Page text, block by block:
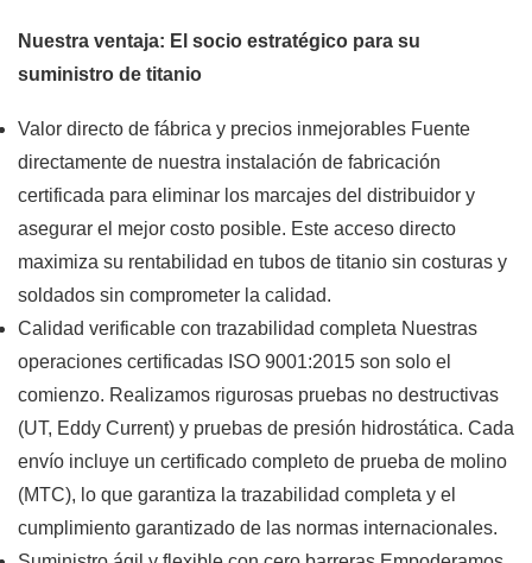
Nuestra ventaja: El socio estratégico para su
suministro de titanio
Valor directo de fábrica y precios inmejorables Fuente
directamente de nuestra instalación de fabricación
certificada para eliminar los marcajes del distribuidor y
asegurar el mejor costo posible. Este acceso directo
maximiza su rentabilidad en tubos de titanio sin costuras y
soldados sin comprometer la calidad.
Calidad verificable con trazabilidad completa Nuestras
operaciones certificadas ISO 9001:2015 son solo el
comienzo. Realizamos rigurosas pruebas no destructivas
(UT, Eddy Current) y pruebas de presión hidrostática. Cada
envío incluye un certificado completo de prueba de molino
(MTC), lo que garantiza la trazabilidad completa y el
cumplimiento garantizado de las normas internacionales.